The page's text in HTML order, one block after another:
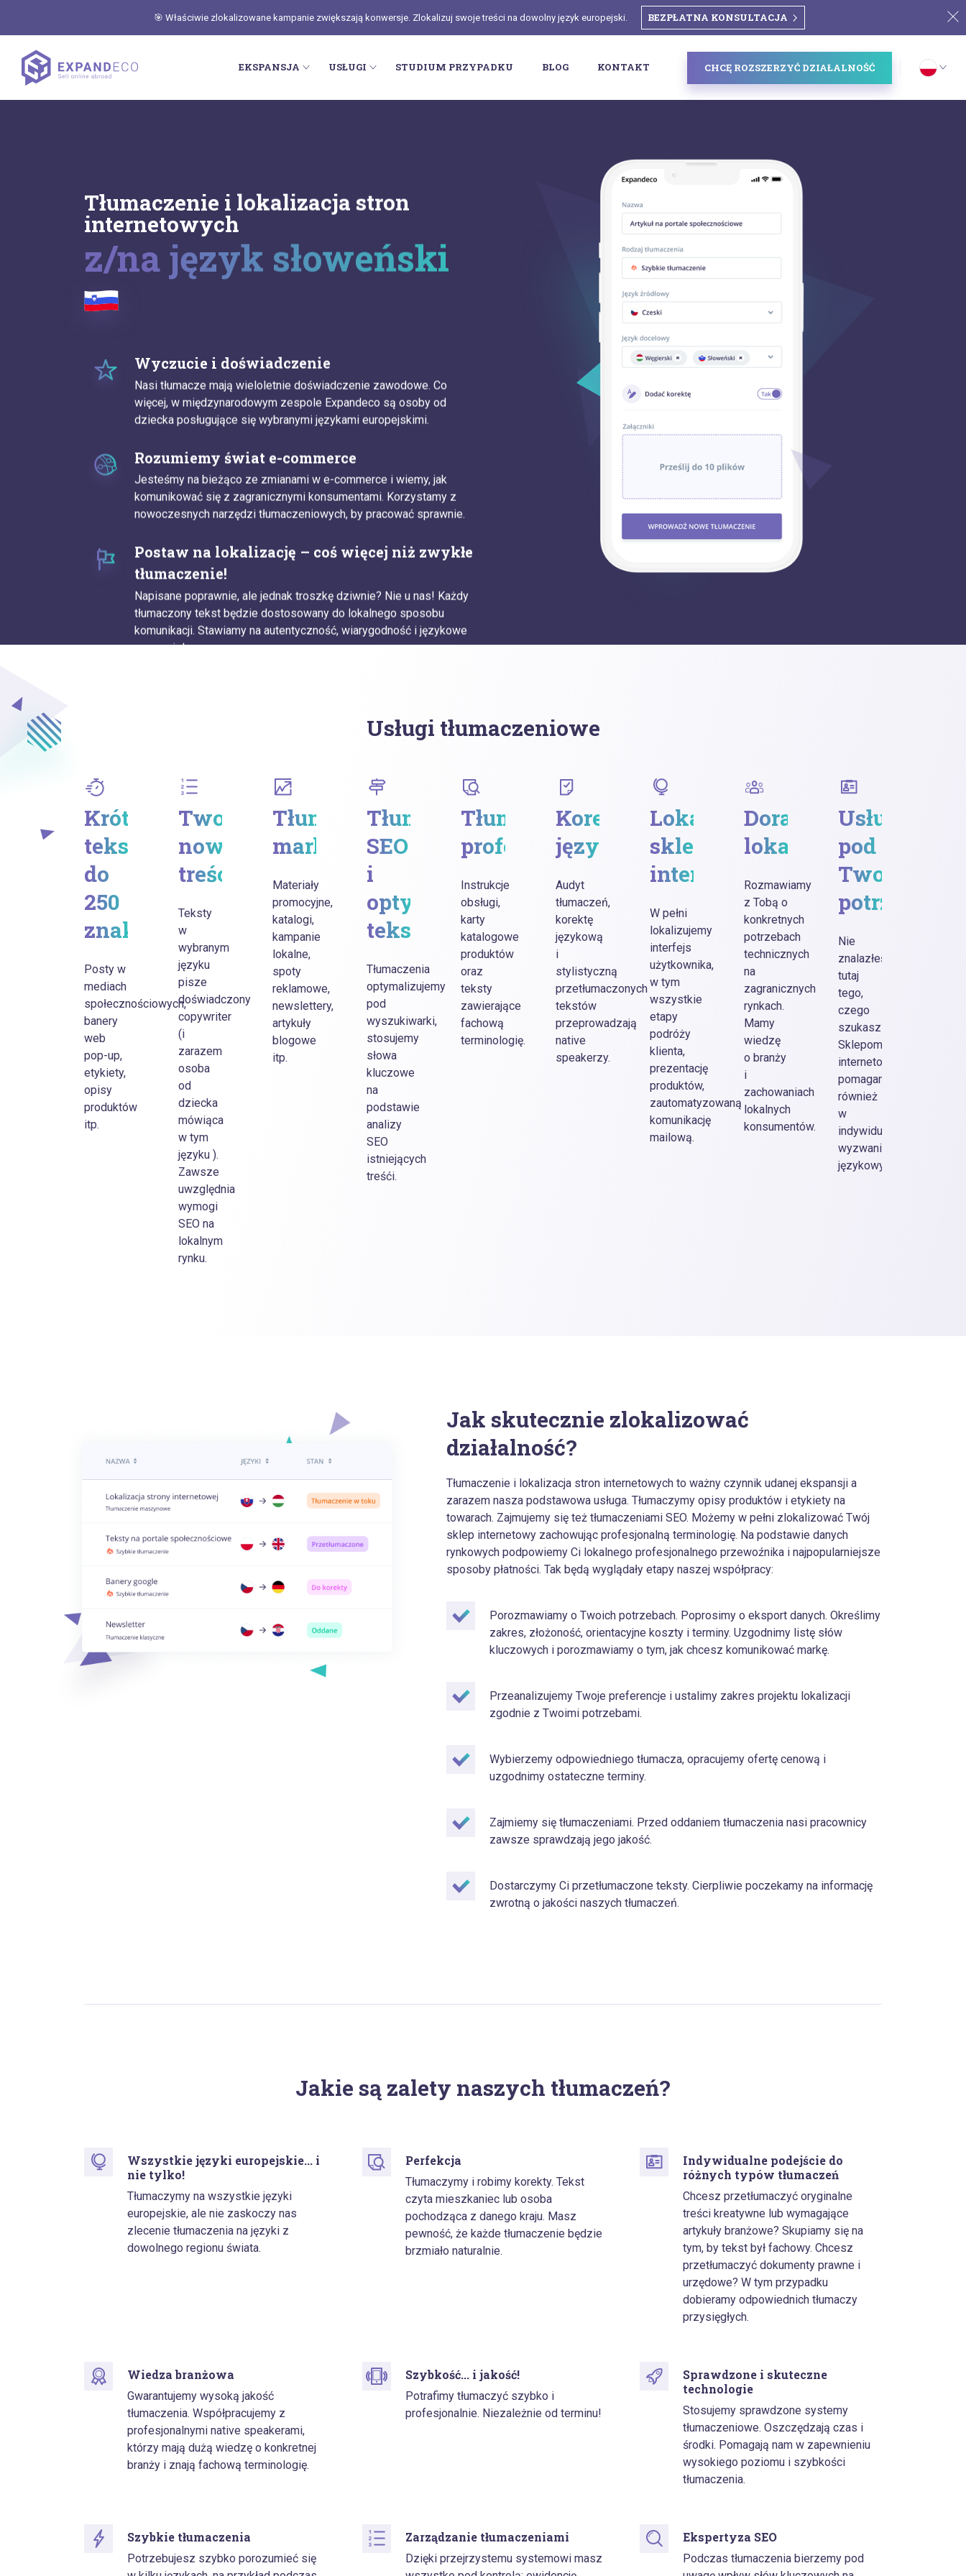
🎯 Właściwie zlokalizowane kampanie zwiększają konwersje. Zlokalizuj swoje treści na dowolny język europejski. BEZPŁATNA KONSULTACJA
EKSPANSJA USŁUGI STUDIUM PRZYPADKU BLOG KONTAKT CHCĘ ROZSZERZYĆ DZIAŁALNOŚĆ
Tłumaczenie i lokalizacja stron
internetowych
z/na język słoweński
Wyczucie i doświadczenie
Nasi tłumacze mają wieloletnie doświadczenie zawodowe. Co
więcej, w międzynarodowym zespole Expandeco są osoby od
dziecka posługujące się wybranymi językami europejskimi.
Rozumiemy świat e-commerce
Jesteśmy na bieżąco ze zmianami w e-commerce i wiemy, jak
komunikować się z zagranicznymi konsumentami. Korzystamy z
nowoczesnych narzędzi tłumaczeniowych, by pracować sprawnie.
Postaw na lokalizację – coś więcej niż zwykłe
tłumaczenie!
Napisane poprawnie, ale jednak troszkę dziwnie? Nie u nas! Każdy
tłumaczony tekst będzie dostosowany do lokalnego sposobu
komunikacji. Stawiamy na autentyczność, wiarygodność i językowe
wyczucie!
Usługi tłumaczeniowe
Krótkie
teksty
do
250
znaków
Posty w
mediach
społecznościowych,
banery
web
pop-up,
etykiety,
opisy
produktów
itp.
Tworzenie
nowych
treści
Teksty
w
wybranym
języku
pisze
doświadczony
copywriter
(i
zarazem
osoba
od
dziecka
mówiąca
w tym
języku ).
Zawsze
uwzględnia
wymogi
SEO na
lokalnym
rynku.
Tłumaczenia
marketingowe
Materiały
promocyjne,
katalogi,
kampanie
lokalne,
spoty
reklamowe,
newslettery,
artykuły
blogowe
itp.
Tłumaczenia
SEO
i
optymalizacja
tekstów
Tłumaczenia
optymalizujemy
pod
wyszukiwarki,
stosujemy
słowa
kluczowe
na
podstawie
analizy
SEO
istniejących
treśći.
Tłumaczenia
profesjonalne
Instrukcje
obsługi,
karty
katalogowe
produktów
oraz
teksty
zawierające
fachową
terminologię.
Korekta
językowa
Audyt
tłumaczeń,
korektę
językową
i
stylistyczną
przetłumaczonych
tekstów
przeprowadzają
native
speakerzy.
Lokalizacja
sklepu
internetowego
W pełni
lokalizujemy
interfejs
użytkownika,
w tym
wszystkie
etapy
podróży
klienta,
prezentację
produktów,
zautomatyzowaną
komunikację
mailową.
Doradztwo
lokalizacyjne
Rozmawiamy
z Tobą o
konkretnych
potrzebach
technicznych
na
zagranicznych
rynkach.
Mamy
wiedzę
o branży
i
zachowaniach
lokalnych
konsumentów.
Usługi
pod
Twoje
potrzeby
Nie
znalazłeś
tutaj
tego,
czego
szukasz?
Sklepom
internetowym
pomagamy
również
w
indywidualnych
wyzwaniach
językowych.
Jak skutecznie zlokalizować
działalność?
Tłumaczenie i lokalizacja stron internetowych to ważny czynnik udanej ekspansji a
zarazem nasza podstawowa usługa. Tłumaczymy opisy produktów i etykiety na
towarach. Zajmujemy się też tłumaczeniami SEO. Możemy w pełni zlokalizować Twój
sklep internetowy zachowując profesjonalną terminologię. Na podstawie danych
rynkowych podpowiemy Ci lokalnego profesjonalnego przewoźnika i najpopularniejsze
sposoby płatności. Tak będą wyglądały etapy naszej współpracy:
Porozmawiamy o Twoich potrzebach. Poprosimy o eksport danych. Określimy
zakres, złożoność, orientacyjne koszty i terminy. Uzgodnimy listę słów
kluczowych i porozmawiamy o tym, jak chcesz komunikować markę.
Przeanalizujemy Twoje preferencje i ustalimy zakres projektu lokalizacji
zgodnie z Twoimi potrzebami.
Wybierzemy odpowiedniego tłumacza, opracujemy ofertę cenową i
uzgodnimy ostateczne terminy.
Zajmiemy się tłumaczeniami. Przed oddaniem tłumaczenia nasi pracownicy
zawsze sprawdzają jego jakość.
Dostarczymy Ci przetłumaczone teksty. Cierpliwie poczekamy na informację
zwrotną o jakości naszych tłumaczeń.
Jakie są zalety naszych tłumaczeń?
Wszystkie języki europejskie... i
nie tylko!
Tłumaczymy na wszystkie języki
europejskie, ale nie zaskoczy nas
zlecenie tłumaczenia na języki z
dowolnego regionu świata.
Perfekcja
Tłumaczymy i robimy korekty. Tekst
czyta mieszkaniec lub osoba
pochodząca z danego kraju. Masz
pewność, że każde tłumaczenie będzie
brzmiało naturalnie.
Indywidualne podejście do
różnych typów tłumaczeń
Chcesz przetłumaczyć oryginalne
treści kreatywne lub wymagające
artykuły branżowe? Skupiamy się na
tym, by tekst był fachowy. Chcesz
przetłumaczyć dokumenty prawne i
urzędowe? W tym przypadku
dobieramy odpowiednich tłumaczy
przysięgłych.
Wiedza branżowa
Gwarantujemy wysoką jakość
tłumaczenia. Współpracujemy z
profesjonalnymi native speakerami,
którzy mają dużą wiedzę o konkretnej
branży i znają fachową terminologię.
Szybkość... i jakość!
Potrafimy tłumaczyć szybko i
profesjonalnie. Niezależnie od terminu!
Sprawdzone i skuteczne
technologie
Stosujemy sprawdzone systemy
tłumaczeniowe. Oszczędzają czas i
środki. Pomagają nam w zapewnieniu
wysokiego poziomu i szybkości
tłumaczenia.
Szybkie tłumaczenia
Potrzebujesz szybko porozumieć się
Zarządzanie tłumaczeniami
Dzięki przejrzystemu systemowi masz
Ekspertyza SEO
Podczas tłumaczenia bierzemy pod